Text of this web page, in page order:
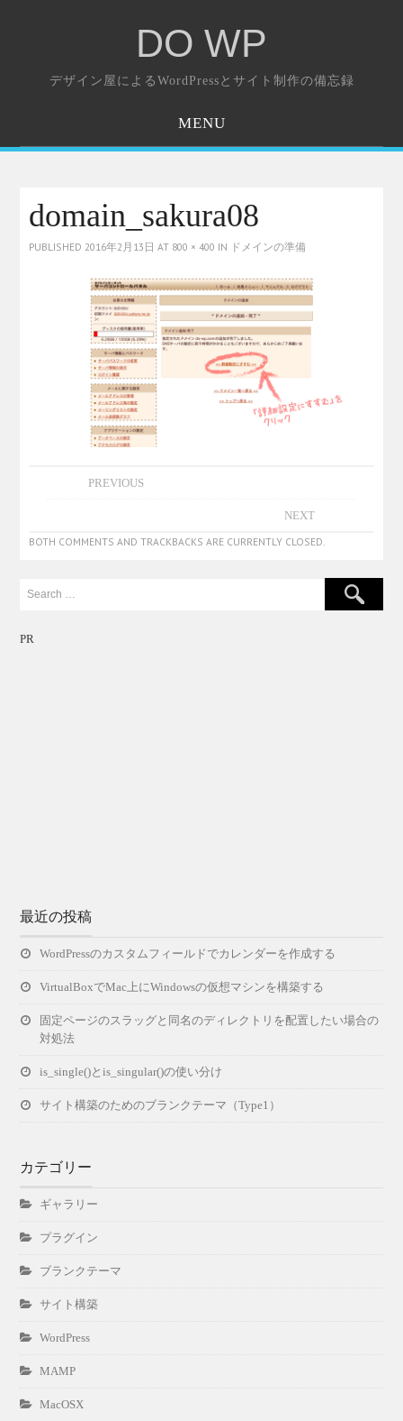
DO WP
デザイン屋によるWordPressとサイト制作の備忘録
MENU
domain_sakura08
PUBLISHED2016年2月13日 AT 800 × 400 IN ドメインの準備
PREVIOUS
NEXT
BOTH COMMENTS AND TRACKBACKS ARE CURRENTLY CLOSED.
PR
最近の投稿
WordPressのカスタムフィールドでカレンダーを作成する
VirtualBoxでMac上にWindowsの仮想マシンを構築する
固定ページのスラッグと同名のディレクトリを配置したい場合の
対処法
is_single()とis_singular()の使い分け
サイト構築のためのブランクテーマ（Type1）
カテゴリー
ギャラリー
プラグイン
ブランクテーマ
サイト構築
WordPress
MAMP
MacOSX